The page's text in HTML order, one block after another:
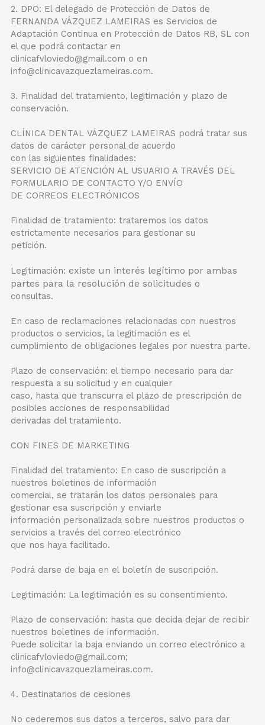
2. DPO: El delegado de Protección de Datos de
FERNANDA VÁZQUEZ LAMEIRAS es Servicios de
Adaptación Continua en Protección de Datos RB, SL con
el que podrá contactar en
clinicafvloviedo@gmail.com o en
info@clinicavazquezlameiras.com.
3. Finalidad del tratamiento, legitimación y plazo de
conservación.
CLÍNICA DENTAL VÁZQUEZ LAMEIRAS podrá tratar sus
datos de carácter personal de acuerdo
con las siguientes finalidades:
SERVICIO DE ATENCIÓN AL USUARIO A TRAVÉS DEL
FORMULARIO DE CONTACTO Y/O ENVÍO
DE CORREOS ELECTRÓNICOS
Finalidad de tratamiento: trataremos los datos
estrictamente necesarios para gestionar su
petición.
Legitimación: existe un interés legítimo por ambas
partes para la resolución de solicitudes o
consultas.
En caso de reclamaciones relacionadas con nuestros
productos o servicios, la legitimación es el
cumplimiento de obligaciones legales por nuestra parte.
Plazo de conservación: el tiempo necesario para dar
respuesta a su solicitud y en cualquier
caso, hasta que transcurra el plazo de prescripción de
posibles acciones de responsabilidad
derivadas del tratamiento.
CON FINES DE MARKETING
Finalidad del tratamiento: En caso de suscripción a
nuestros boletines de información
comercial, se tratarán los datos personales para
gestionar esa suscripción y enviarle
información personalizada sobre nuestros productos o
servicios a través del correo electrónico
que nos haya facilitado.
Podrá darse de baja en el boletín de suscripción.
Legitimación: La legitimación es su consentimiento.
Plazo de conservación: hasta que decida dejar de recibir
nuestros boletines de información.
Puede solicitar la baja enviando un correo electrónico a
clinicafvloviedo@gmail.com;
info@clinicavazquezlameiras.com.
4. Destinatarios de cesiones
No cederemos sus datos a terceros, salvo para dar